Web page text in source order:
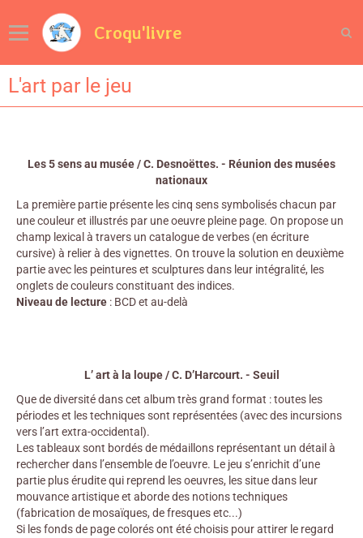
Croqu'livre
L'art par le jeu
Les 5 sens au musée / C. Desnoëttes. - Réunion des musées
nationaux
La première partie présente les cinq sens symbolisés chacun par
une couleur et illustrés par une oeuvre pleine page. On propose un
champ lexical à travers un catalogue de verbes (en écriture
cursive) à relier à des vignettes. On trouve la solution en deuxième
partie avec les peintures et sculptures dans leur intégralité, les
onglets de couleurs constituant des indices.
Niveau de lecture : BCD et au-delà
L’ art à la loupe / C. D’Harcourt. - Seuil
Que de diversité dans cet album très grand format : toutes les
périodes et les techniques sont représentées (avec des incursions
vers l’art extra-occidental).
Les tableaux sont bordés de médaillons représentant un détail à
rechercher dans l’ensemble de l’oeuvre. Le jeu s’enrichit d’une
partie plus érudite qui reprend les oeuvres, les situe dans leur
mouvance artistique et aborde des notions techniques
(fabrication de mosaïques, de fresques etc...)
Si les fonds de page colorés ont été choisis pour attirer le regard